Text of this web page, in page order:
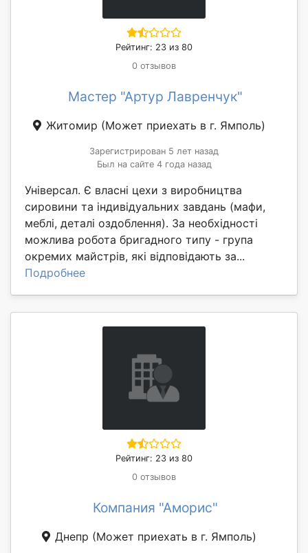
Рейтинг: 23 из 80
0 отзывов
Мастер "Артур Лавренчук"
Житомир (Может приехать в г. Ямполь)
Зарегистрирован 5 лет назад
Был на сайте 4 года назад
Універсал. Є власні цехи з виробництва
сировини та індивідуальних завдань (мафи,
меблі, деталі оздоблення). За необхідності
можлива робота бригадного типу - група
окремих майстрів, які відповідають за...
Подробнее
Рейтинг: 23 из 80
0 отзывов
Компания "Аморис"
Днепр (Может приехать в г. Ямполь)